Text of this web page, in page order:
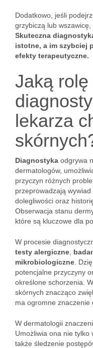
Dodatkowo, jeśli
grzybiczą lub
Skuteczna
istotne, a im szybciej
efekty terapeutyczne.
Jaką
lekarza
Diagnostyka odgrywa
dermatologów,
przyczyn różnych
przeprowadzają
dolegliwości oraz
Obserwacja stanu
które są kluczowe dla
W procesie
testy alergiczne
mikrobiologiczne .
potencjalne przyczyny
określone schorzenia.
skórnych znacząco
ma ogromne znaczenie
W dermatologii
Umożliwia ona nie tylko
także śledzenie